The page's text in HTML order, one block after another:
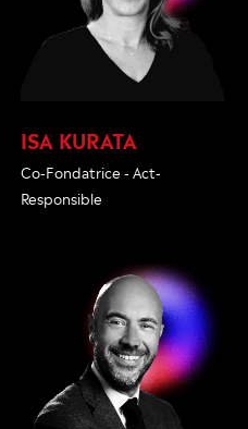
ISA KURATA
Co-Fondatrice - Act-
Responsible